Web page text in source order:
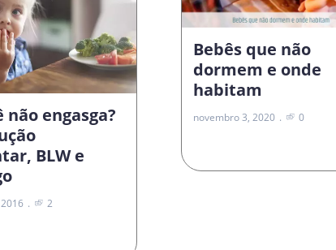
não engasga?
BLW e
2
Bebês que não
dormem e onde
habitam
novembro 3, 2020 0